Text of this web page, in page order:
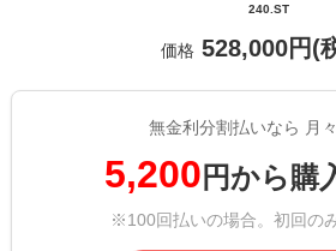
240.ST
価格 528,000円(
無金利分割払いなら 月
5,200 円から購
※100回払いの場合。初回の